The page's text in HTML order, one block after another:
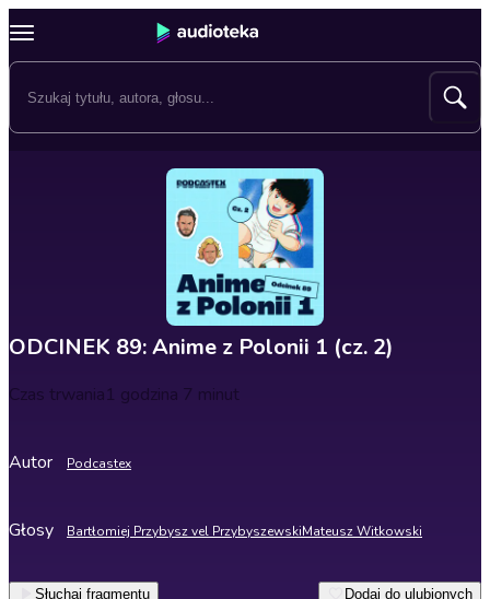
ODCINEK 89: Anime z Polonii 1 (cz. 2)
Czas trwania1 godzina 7 minut
Autor Podcastex
Głosy Bartłomiej Przybysz vel PrzybyszewskiMateusz Witkowski
Słuchaj fragmentu Dodaj do ulubionych